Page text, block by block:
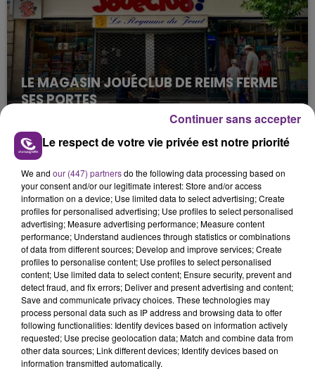
LE MAGASIN JOUÉCLUB DE REIMS FERME
SES PORTES
C'était l'une des institutions du centre-ville
rémois. Le magasin JouéClub est contraint de
fermer ses portes.
TITRES DIFFUSÉS
19h06
19h06
TAYLOR SWIFT
Elizabeth Taylor
19h03
19h03
VIANNEY
Le respect de votre vie privée est notre priorité
We and our (447) partnersdo the following data processing based on
your consent and/or our legitimate interest: Store and/or access
information on a device; Use limited data to select advertising; Create
profiles for personalised advertising; Use profiles to select personalised
advertising; Measure advertising performance; Measure content
performance; Understand audiences through statistics or combinations
of data from different sources; Develop and improve services; Create
profiles to personalise content; Use profiles to select personalised
content; Use limited data to select content; Ensure security, prevent and
detect fraud, and fix errors; Deliver and present advertising and content;
Save and communicate privacy choices. These technologies may
process personal data such as IP address and browsing data to offer
following functionalities: Identify devices based on information actively
requested; Use precise geolocation data; Match and combine data from
other data sources; Link different devices; Identify devices based on
information transmitted automatically.
Continuer sans accepter